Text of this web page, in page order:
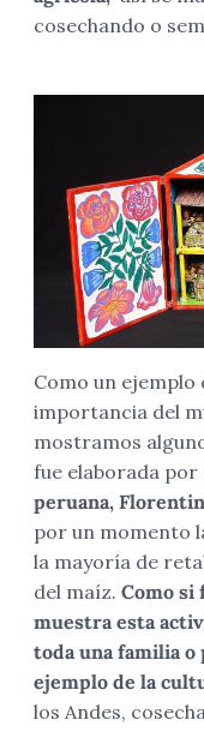
cosechando o
Como un ejemplo
importancia del
mostramos
fue elaborada por
peruana,
por un momento
la mayoría de
del maíz. Como si
muestra esta
toda una familia o
ejemplo de la
los Andes,